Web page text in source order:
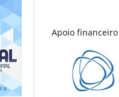
Apoio financeiro